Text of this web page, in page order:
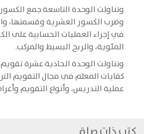
وتناولت الوحدة التاسعة جمع
وضرب الكسور العشرية وقسمتها،
في إجراء العمليات الحسابية على
المئوية، والربح البسيط والمركب.
وتناولت الوحدة الحادية عشرة
كفايات المعلم في مجال التقويم
عملية التدريس، وأنواع التقويم